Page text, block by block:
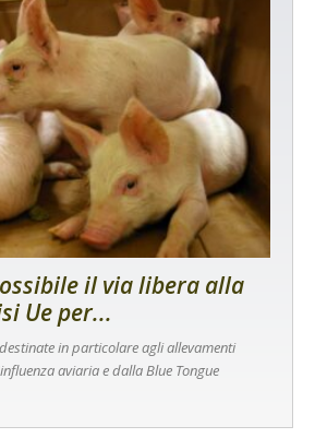
il via libera alla
Ue per...
in particolare agli allevamenti
aviaria e dalla Blue Tongue